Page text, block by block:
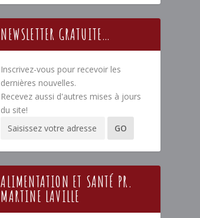
NEWSLETTER GRATUITE…
Inscrivez-vous pour recevoir les
dernières nouvelles.
Recevez aussi d'autres mises à jours
du site!
ALIMENTATION ET SANTÉ PR.
MARTINE LAVILLE